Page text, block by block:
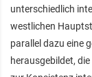
unterschiedlich
westlichen
parallel dazu eine
herausgebildet,